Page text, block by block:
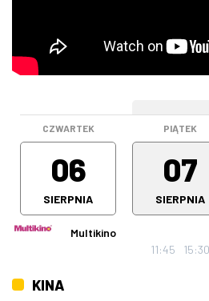
CZWARTEK
06
SIERPNIA
PIĄTEK
07
SIERPNIA
Multikino
11:45
15:30
KINA